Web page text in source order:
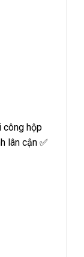
công hộp
lân cận ✅